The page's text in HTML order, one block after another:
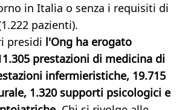
in Italia o senza i requisiti di
pazienti).
presidi l'Ong ha erogato
prestazioni di medicina di
infermieristiche, 19.715
1.320 supporti psicologici e